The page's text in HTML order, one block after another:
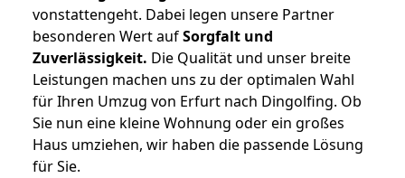
vonstattengeht. Dabei legen unsere Partner
besonderen Wert aufSorgfalt und
Zuverlässigkeit. Die Qualität und unser breite
Leistungen machen uns zu der optimalen Wahl
für Ihren Umzug von Erfurt nach Dingolfing. Ob
Sie nun eine kleine Wohnung oder ein großes
Haus umziehen, wir haben die passende Lösung
für Sie.